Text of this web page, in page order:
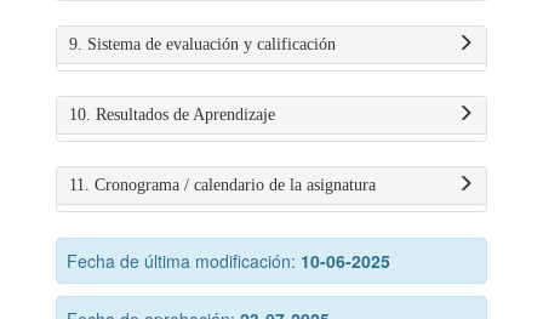
9. Sistema de evaluación y calificación
10. Resultados de Aprendizaje
11. Cronograma / calendario de la asignatura
Fecha de última modificación: 10-06-2025